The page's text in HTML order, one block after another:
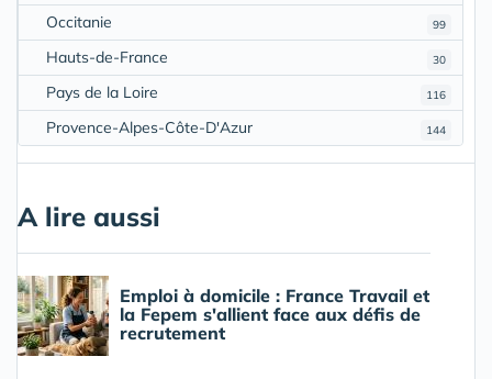
99
Occitanie
30
Hauts-de-France
116
Pays de la Loire
144
Provence-Alpes-Côte-D'Azur
A lire aussi
Emploi à domicile : France Travail et
la Fepem s'allient face aux défis de
recrutement